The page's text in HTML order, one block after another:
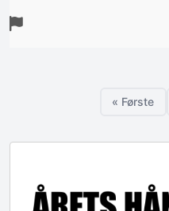
SideinddelingFørste
« Første